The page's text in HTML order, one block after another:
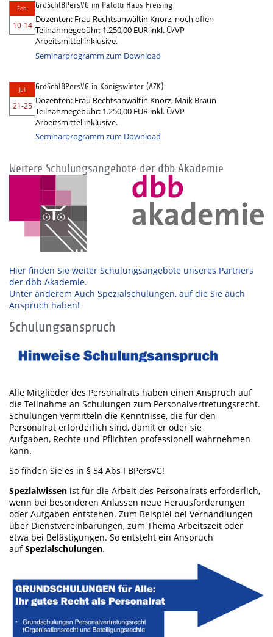
Feb.
10-14
GrdSchlBPersVG im Palotti Haus Freising
Dozenten: Frau Rechtsanwältin Knorz, noch offen
Teilnahmegebühr: 1.250,00 EUR inkl. Ü/VP
Arbeitsmittel inklusive.
Seminarprogramm zum Download
Juli
21-25
GrdSchlBPersVG in Königswinter (AZK)
Dozenten: Frau Rechtsanwältin Knorz, Maik Braun
Teilnahmegebühr: 1.250,00 EUR inkl. Ü/VP
Arbeitsmittel inklusive.
Seminarprogramm zum Download
Weitere Schulungsangebote der dbb Akademie
Hier finden Sie weiter Schulungsangebote unseres Partners
der dbb Akademie.
Unter anderem Auch Spezialschulungen, auf die Sie auch
Anspruch haben!
Schulungsanspruch
Alle Mitglieder des Personalrats haben einen Anspruch auf
die Teilnahme an Schulungen zum Personalvertretungsrecht.
Schulungen vermitteln die Kenntnisse, die für den
Personalrat erforderlich sind, damit er oder sie
Aufgaben, Rechte und Pflichten professionell wahrnehmen
kann.
So finden Sie es in § 54 Abs I BPersVG!
Spezialwissen ist für die Arbeit des Personalrats erforderlich,
wenn bei besonderen Anlässen neue Herausforderungen
oder Aufgaben entstehen. Zum Beispiel bei Verhandlungen
über Dienstvereinbarungen, zum Thema Arbeitszeit oder
etwa bei Belästigungen. So entsteht ein Anspruch
aufSpezialschulungen.